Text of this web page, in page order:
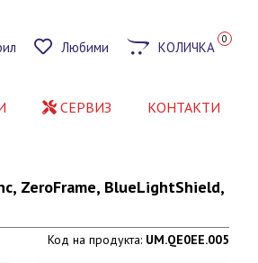
Любими КОЛИЧКА 0
СЕРВИЗ КОНТАКТИ
ZeroFrame, BlueLightShield,
Код на продукта: UM.QE0EE.005